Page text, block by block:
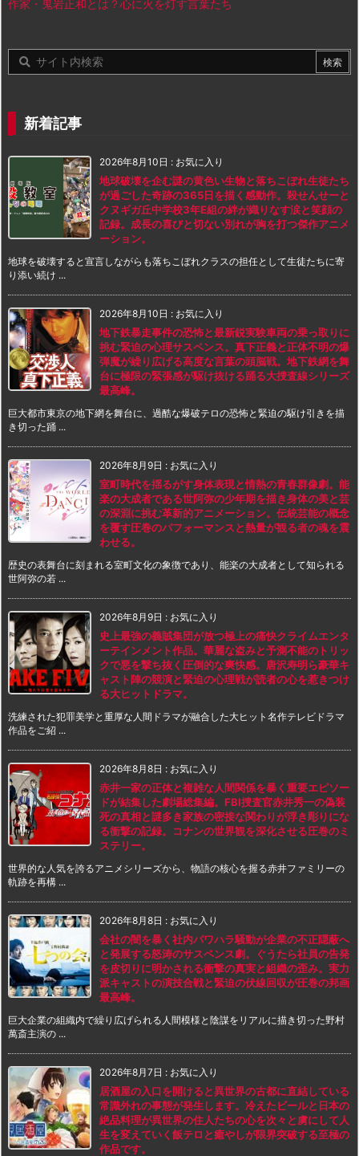
作家・鬼岩正和とは？心に火を灯す言葉たち
新着記事
2026年8月10日 : お気に入り
地球破壊を企む謎の黄色い生物と落ちこぼれ生徒たち
が過ごした奇跡の365日を描く感動作。殺せんせーと
クヌギガ丘中学校3年E組の絆が織りなす涙と笑顔の
記録。成長の喜びと切ない別れが胸を打つ傑作アニメ
ーション。
地球を破壊すると宣言しながらも落ちこぼれクラスの担任として生徒たちに寄
り添い続け ...
2026年8月10日 : お気に入り
地下鉄暴走事件の恐怖と最新鋭実験車両の乗っ取りに
挑む緊迫の心理サスペンス。真下正義と正体不明の爆
弾魔が繰り広げる高度な言葉の頭脳戦。地下鉄網を舞
台に極限の緊張感が駆け抜ける踊る大捜査線シリーズ
最高峰。
巨大都市東京の地下網を舞台に、過酷な爆破テロの恐怖と緊迫の駆け引きを描
き切った踊 ...
2026年8月9日 : お気に入り
室町時代を揺るがす身体表現と情熱の青春群像劇。能
楽の大成者である世阿弥の少年期を描き身体の美と芸
の深淵に挑む革新的アニメーション。伝統芸能の概念
を覆す圧巻のパフォーマンスと熱量が観る者の魂を震
わせる。
歴史の表舞台に刻まれる室町文化の象徴であり、能楽の大成者として知られる
世阿弥の若 ...
2026年8月9日 : お気に入り
史上最強の義賊集団が放つ極上の痛快クライムエンタ
ーテインメント作品。華麗な盗みと予測不能のトリッ
クで悪を撃ち抜く圧倒的な爽快感。唐沢寿明ら豪華キ
ャスト陣の競演と緊迫の心理戦が読者の心を惹きつけ
る大ヒットドラマ。
洗練された犯罪美学と重厚な人間ドラマが融合した大ヒット名作テレビドラマ
作品をご紹 ...
2026年8月8日 : お気に入り
赤井一家の正体と複雑な人間関係を暴く重要エピソー
ドが結集した劇場総集編。FBI捜査官赤井秀一の偽装
死の真相と謎多き家族の密接な関わりが浮き彫りにな
る衝撃の記録。コナンの世界観を深化させる圧巻のミ
ステリー。
世界的な人気を誇るアニメシリーズから、物語の核心を握る赤井ファミリーの
軌跡を再構 ...
2026年8月8日 : お気に入り
会社の闇を暴く社内パワハラ騒動が企業の不正隠蔽へ
と発展する怒涛のサスペンス劇。ぐうたら社員の告発
を皮切りに明かされる衝撃の真実と組織の歪み。実力
派キャストの演技合戦と緊迫の伏線回収が圧巻の邦画
最高峰。
巨大企業の組織内で繰り広げられる人間模様と陰謀をリアルに描き切った野村
萬斎主演の ...
2026年8月7日 : お気に入り
居酒屋の入口を開けると異世界の古都に直結している
常識外れの事態が発生します。冷えたビールと日本の
絶品料理が異世界の住人たちの心を次々と虜にして人
生を変えていく飯テロと癒やしが限界突破する至極の
作品です。